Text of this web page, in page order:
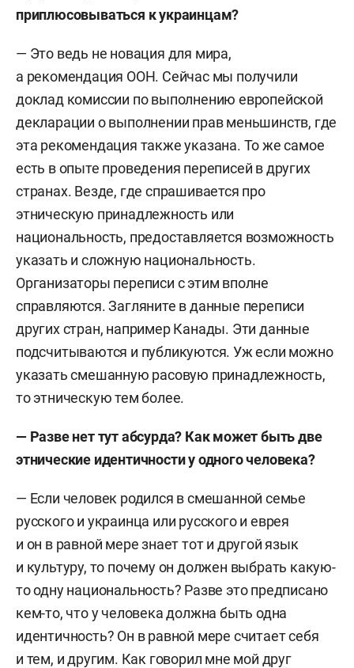
приплюсовываться к украинцам?
— Это ведь не новация для мира,
а рекомендация ООН. Сейчас мы получили
доклад комиссии по выполнению европейской
декларации о выполнении прав меньшинств, где
эта рекомендация также указана. То же самое
есть в опыте проведения переписей в других
странах. Везде, где спрашивается про
этническую принадлежность или
национальность, предоставляется возможность
указать и сложную национальность.
Организаторы переписи с этим вполне
справляются. Загляните в данные переписи
других стран, например Канады. Эти данные
подсчитываются и публикуются. Уж если можно
указать смешанную расовую принадлежность,
то этническую тем более.
— Разве нет тут абсурда? Как может быть две
этнические идентичности у одного человека?
— Если человек родился в смешанной семье
русского и украинца или русского и еврея
и он в равной мере знает тот и другой язык
и культуру, то почему он должен выбрать какую-
то одну национальность? Разве это предписано
кем-то, что у человека должна быть одна
идентичность? Он в равной мере считает себя
и тем, и другим. Как говорил мне мой друг